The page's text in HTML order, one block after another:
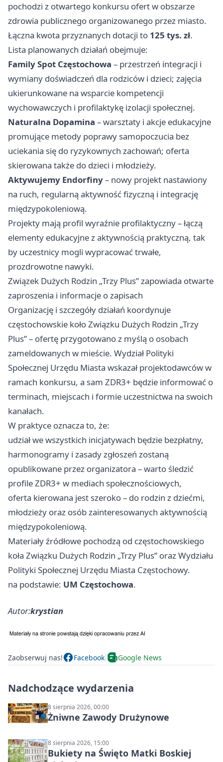
pochodzi z otwartego konkursu ofert w obszarze
zdrowia publicznego organizowanego przez miasto.
Łączna kwota przyznanych dotacji to 125 tys. zł.
Lista planowanych działań obejmuje:
Family Spot Częstochowa – przestrzeń integracji i
wymiany doświadczeń dla rodziców i dzieci; zajęcia
ukierunkowane na wsparcie kompetencji
wychowawczych i profilaktykę izolacji społecznej.
Naturalna Dopamina – warsztaty i akcje edukacyjne
promujące metody poprawy samopoczucia bez
uciekania się do ryzykownych zachowań; oferta
skierowana także do dzieci i młodzieży.
Aktywujemy Endorfiny– nowy projekt nastawiony
na ruch, regularną aktywność fizyczną i integrację
międzypokoleniową.
Projekty mają profil wyraźnie profilaktyczny – łączą
elementy edukacyjne z aktywnością praktyczną, tak
by uczestnicy mogli wypracować trwałe,
prozdrowotne nawyki.
Związek Dużych Rodzin „Trzy Plus” zapowiada otwarte
zaproszenia i informacje o zapisach
Organizację i szczegóły działań koordynuje
częstochowskie koło Związku Dużych Rodzin „Trzy
Plus” – ofertę przygotowano z myślą o osobach
zameldowanych w mieście. Wydział Polityki
Społecznej Urzędu Miasta wskazał projektodawców w
ramach konkursu, a sam ZDR3+ będzie informować o
terminach, miejscach i formie uczestnictwa na swoich
kanałach.
W praktyce oznacza to, że:
udział we wszystkich inicjatywach będzie bezpłatny,
harmonogramy i zasady zgłoszeń zostaną
opublikowane przez organizatora – warto śledzić
profile ZDR3+ w mediach społecznościowych,
oferta kierowana jest szeroko – do rodzin z dziećmi,
młodzieży oraz osób zainteresowanych aktywnością
międzypokoleniową.
Materiały źródłowe pochodzą od częstochowskiego
koła Związku Dużych Rodzin „Trzy Plus” oraz Wydziału
Polityki Społecznej Urzędu Miasta Częstochowy.
na podstawie: UM Częstochowa.
Autor:krystian
Zaobserwuj nas! Facebook Google News
Nadchodzące wydarzenia
8 sierpnia 2026, 00:00
Żniwne Zawody Drużynowe
8 sierpnia 2026, 15:00
Bukiety na Święto Matki Boskiej